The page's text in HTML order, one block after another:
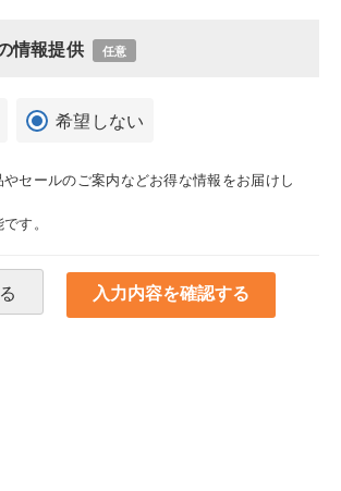
情報提供 任意
希望しない
セールのご案内などお得な情報をお届けし
す。